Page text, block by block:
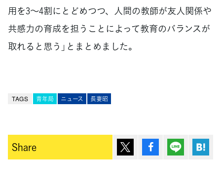
用を3～4割にとどめつつ、人間の教師が友人関係や
共感力の育成を担うことによって教育のバランスが
取れると思う」とまとめました。
TAGS 青年局 ニュース 長妻昭
Share ポスト シェア Lineで送